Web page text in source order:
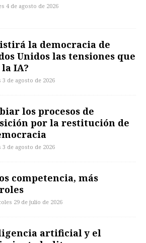
4 de agosto de 2026
la democracia de
Unidos las tensiones que
IA?
3 de agosto de 2026
los procesos de
por la restitución de
3 de agosto de 2026
competencia, más
29 de julio de 2026
artificial y el